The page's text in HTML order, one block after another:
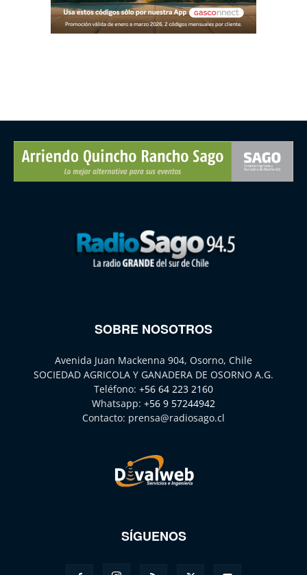
SOBRE NOSOTROS
Avenida Juan Mackenna 904, Osorno, Chile
SOCIEDAD AGRICOLA Y GANADERA DE OSORNO A.G.
Teléfono: +56 64 223 2160
Whatsapp: +56 9 57244942
Contacto: prensa@radiosago.cl
SÍGUENOS